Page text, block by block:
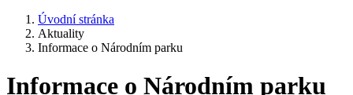
Úvodní stránka
Aktuality
Informace o Národním parku
Informace o Národním parku